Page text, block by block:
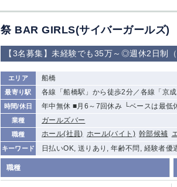
祭 BAR GIRLS(サイバーガールズ)
【3名募集】未経験でも35万～◎週休2日制
エリア 船橋
最寄り駅 各線「船橋駅」から徒歩2分／各線「京
時間/休日 年中無休 ■月6～7回休み └ベースは最
業種 ガールズバー
職種 ホール(社員) ホール(バイト) 幹部候補
キーワード 日払いOK, 送りあり, 年齢不問, 経験者
職種